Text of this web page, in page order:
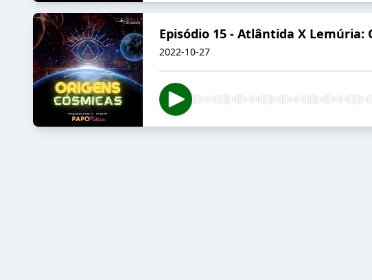
Episódio 15 - Atlântida X Lemúria:
2022-10-27